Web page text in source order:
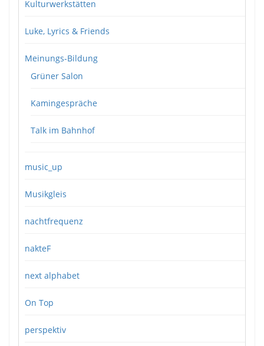
Kulturwerkstätten
Luke, Lyrics & Friends
Meinungs-Bildung
Grüner Salon
Kamingespräche
Talk im Bahnhof
music_up
Musikgleis
nachtfrequenz
nakteF
next alphabet
On Top
perspektiv